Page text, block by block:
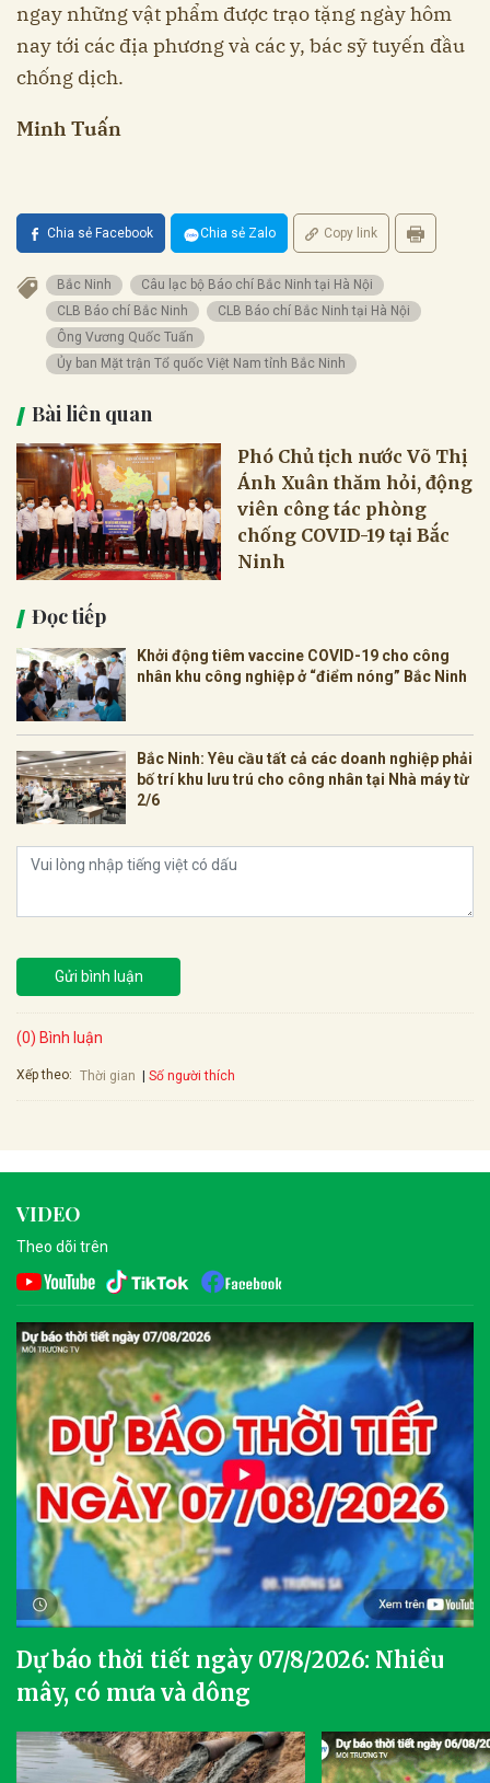
ngay những vật phẩm được trạo tặng ngày hôm
nay tới các địa phương và các y, bác sỹ tuyến đầu
chống dịch.
Minh Tuấn
Chia sẻ Facebook Chia sẻ Zalo Copy link
Bắc Ninh
Câu lạc bộ Báo chí Bắc Ninh tại Hà Nội
CLB Báo chí Bắc Ninh
CLB Báo chí Bắc Ninh tại Hà Nội
Ông Vương Quốc Tuấn
Ủy ban Mặt trận Tổ quốc Việt Nam tỉnh Bắc Ninh
Bài liên quan
Phó Chủ tịch nước Võ Thị
Ánh Xuân thăm hỏi, động
viên công tác phòng
chống COVID-19 tại Bắc
Ninh
Đọc tiếp
Khởi động tiêm vaccine COVID-19 cho công
nhân khu công nghiệp ở “điểm nóng” Bắc Ninh
Bắc Ninh: Yêu cầu tất cả các doanh nghiệp phải
bố trí khu lưu trú cho công nhân tại Nhà máy từ
2/6
Gửi bình luận
(0) Bình luận
Xếp theo: Thời gian Số người thích
VIDEO
Theo dõi trên
Dự báo thời tiết ngày 07/8/2026: Nhiều
mây, có mưa và dông